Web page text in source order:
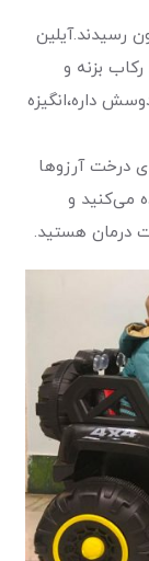
آرزوشون رسیدند.آیلین
بزنه و
داره،انگیزه
درخت آرزوها
می‌کنید و
درمان هستید.